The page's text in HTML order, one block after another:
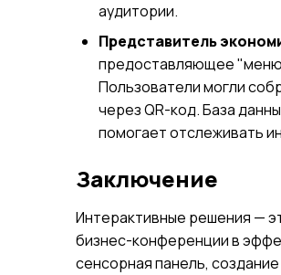
аудитории.
Представитель
предоставляющее
Пользователи могли
через QR-код. База
помогает отслеживать
Заключение
Интерактивные решения —
бизнес-конференции в
сенсорная панель,